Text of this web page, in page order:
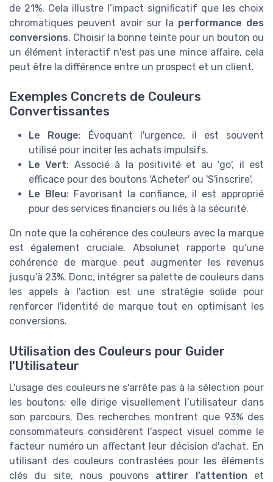
de 21%. Cela illustre l’impact significatif que les choix
chromatiques peuvent avoir sur la performance des
conversions. Choisir la bonne teinte pour un bouton ou
un élément interactif n'est pas une mince affaire, cela
peut être la différence entre un prospect et un client.
Exemples Concrets de Couleurs
Convertissantes
Le Rouge: Évoquant l'urgence, il est souvent
utilisé pour inciter les achats impulsifs.
Le Vert: Associé à la positivité et au 'go', il est
efficace pour des boutons 'Acheter' ou 'S'inscrire'.
Le Bleu: Favorisant la confiance, il est approprié
pour des services financiers ou liés à la sécurité.
On note que la cohérence des couleurs avec la marque
est également cruciale. Absolunet rapporte qu'une
cohérence de marque peut augmenter les revenus
jusqu’à 23%. Donc, intégrer sa palette de couleurs dans
les appels à l'action est une stratégie solide pour
renforcer l'identité de marque tout en optimisant les
conversions.
Utilisation des Couleurs pour Guider
l'Utilisateur
L'usage des couleurs ne s'arrête pas à la sélection pour
les boutons; elle dirige visuellement l’utilisateur dans
son parcours. Des recherches montrent que 93% des
consommateurs considèrent l'aspect visuel comme le
facteur numéro un affectant leur décision d'achat. En
utilisant des couleurs contrastées pour les éléments
clés du site, nous pouvons attirer l’attention et